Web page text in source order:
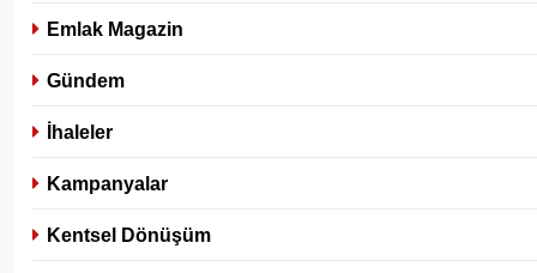
Emlak Magazin
Gündem
İhaleler
Kampanyalar
Kentsel Dönüşüm